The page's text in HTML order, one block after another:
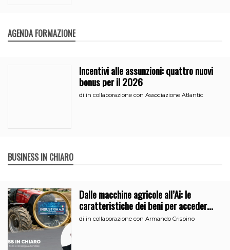
AGENDA FORMAZIONE
Incentivi alle assunzioni: quattro nuovi
bonus per il 2026
di in collaborazione con Associazione Atlantic
BUSINESS IN CHIARO
Dalle macchine agricole all’Ai: le
caratteristiche dei beni per accedere
all’iperammortamento
di in collaborazione con Armando Crispino